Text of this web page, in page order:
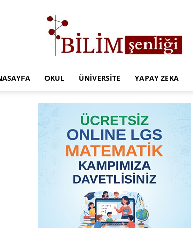
Eğitim
Kampüsü
OKUL ÜNIVERSITE YAPAY ZEKA